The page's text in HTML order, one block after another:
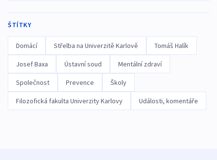
ŠTÍTKY
Domácí Střelba na Univerzitě Karlově Tomáš Halík
Josef Baxa Ústavní soud Mentální zdraví
Společnost Prevence Školy
Filozofická fakulta Univerzity Karlovy Události, komentáře